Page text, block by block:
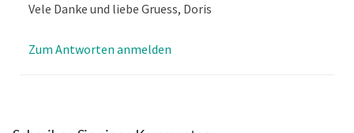
Vele Danke und liebe Gruess, Doris
Zum Antworten anmelden